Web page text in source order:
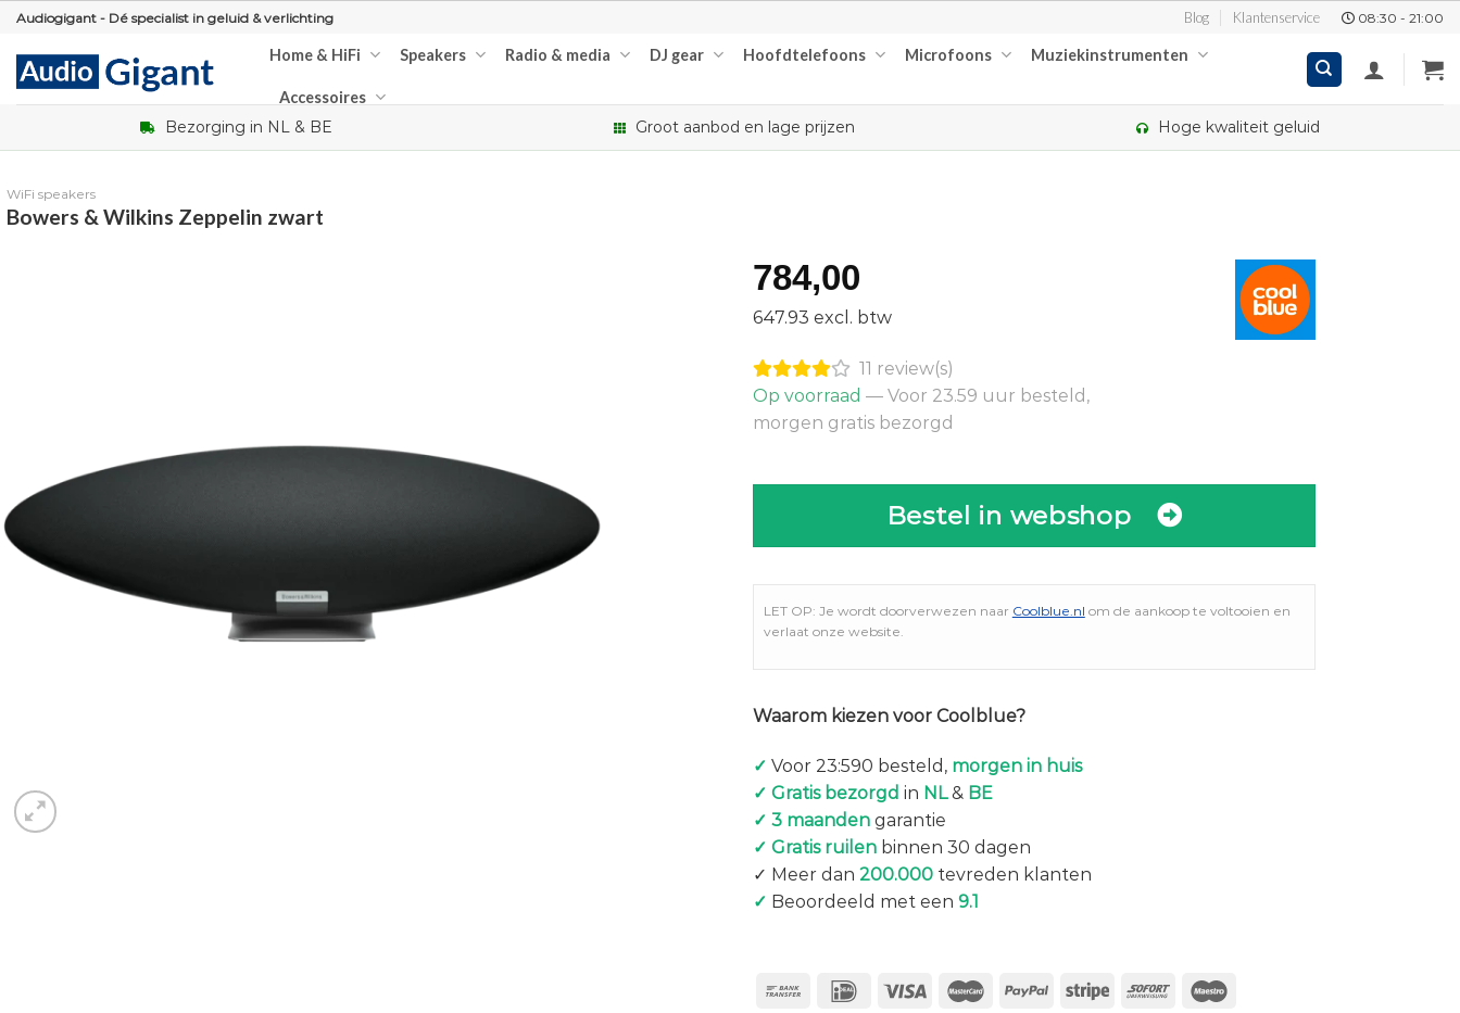
Skip
content
Audiogigant - Dé specialist in geluid & verlichting Blog Klantenservice 08:30 - 21:00
Home & HiFi Speakers Radio & media DJ gear Hoofdtelefoons Microfoons Muziekinstrumenten
Accessoires
Bezorging in NL & BE Groot aanbod en lage prijzen Hoge kwaliteit geluid
WiFi speakers
Bowers & Wilkins Zeppelin zwart
784,00
647.93 excl. btw
11 review(s)
Op voorraad — Voor 23.59 uur besteld,
morgen gratis bezorgd
Bestel in webshop
LET OP: Je wordt doorverwezen naar Coolblue.nl om de aankoop te voltooien en
verlaat onze website.
Waarom kiezen voor Coolblue?
✓ Voor 23:590 besteld, morgen in huis
✓ Gratis bezorgd in NL& BE
✓ 3 maanden garantie
✓ Gratis ruilenbinnen 30 dagen
✓ Meer dan 200.000tevreden klanten
✓ Beoordeeld met een 9.1